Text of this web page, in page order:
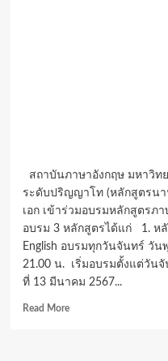
สถาบันภาษาอังกฤษ มหาวิท
ระดับปริญญาโท (หลักสูตรน
เอก เข้าร่วมอบรมหลักสูตร
อบรม 3 หลักสูตรได้แก่ 1. หลั
English อบรมทุกวันจันทร์ วัน
21.00 น. เริ่มอบรมตั้งแต่วัน
ที่ 13 มีนาคม 2567...
Read MoreRead